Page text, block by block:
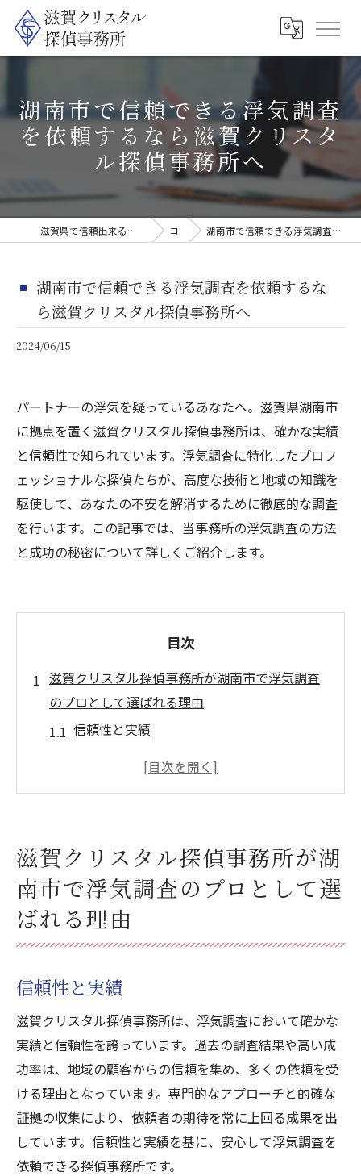
湖南市で信頼できる浮気調査
を依頼するなら滋賀クリスタ
ル探偵事務所へ
滋賀県で信頼出来る探偵なら滋賀クリスタル探偵事務所 コラム 湖南市で信頼できる浮気調査を依頼するなら滋賀クリスタル探偵事務所へ
湖南市で信頼できる浮気調査を依頼するな
ら滋賀クリスタル探偵事務所へ
2024/06/15
パートナーの浮気を疑っているあなたへ。滋賀県湖南市
に拠点を置く滋賀クリスタル探偵事務所は、確かな実績
と信頼性で知られています。浮気調査に特化したプロフ
ェッショナルな探偵たちが、高度な技術と地域の知識を
駆使して、あなたの不安を解消するために徹底的な調査
を行います。この記事では、当事務所の浮気調査の方法
と成功の秘密について詳しくご紹介します。
目次
滋賀クリスタル探偵事務所が湖南市で浮気調査
のプロとして選ばれる理由
信頼性と実績
高度な調査技術
迅速な対応
滋賀クリスタル探偵事務所の成功事例湖南市で
行われた浮気調査の実際
成功事例1: 不審な行動の背景解明
成功事例3: 効果的な尾行術
成功事例4: 綿密な報告書作成
成功事例5: 法的サポートの提供
成功事例6: 確実な証拠収集
湖南市の浮気調査なら滋賀クリスタル探偵事務
所確実な証拠収集の方法
最新の調査機器の使用
滋賀クリスタル探偵事務所が湖
南市で浮気調査のプロとして選
ばれる理由
信頼性と実績
滋賀クリスタル探偵事務所は、浮気調査において確かな
実績と信頼性を誇っています。過去の調査結果や高い成
功率は、地域の顧客からの信頼を集め、多くの依頼を受
ける理由となっています。専門的なアプローチと的確な
証拠の収集により、依頼者の期待を常に上回る成果を出
しています。信頼性と実績を基に、安心して浮気調査を
依頼できる探偵事務所です。